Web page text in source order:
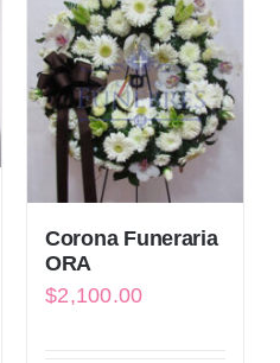
Corona Funeraria
ORA
$2,100.00